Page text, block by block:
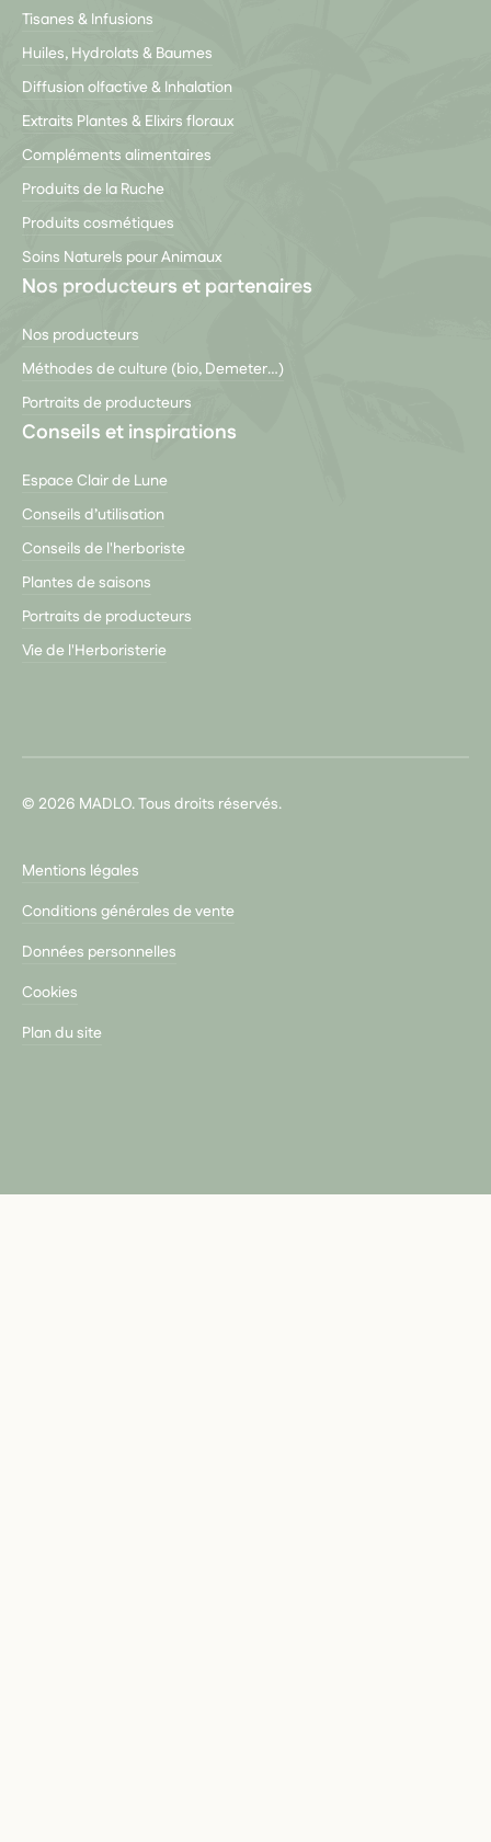
Tisanes & Infusions
Huiles, Hydrolats & Baumes
Diffusion olfactive & Inhalation
Extraits Plantes & Elixirs floraux
Compléments alimentaires
Produits de la Ruche
Produits cosmétiques
Soins Naturels pour Animaux
Nos producteurs et partenaires
Nos producteurs
Méthodes de culture (bio, Demeter…)
Portraits de producteurs
Conseils et inspirations
Espace Clair de Lune
Conseils d’utilisation
Conseils de l'herboriste
Plantes de saisons
Portraits de producteurs
Vie de l'Herboristerie
© 2026 MADLO. Tous droits réservés.
Mentions légales
Conditions générales de vente
Données personnelles
Cookies
Plan du site